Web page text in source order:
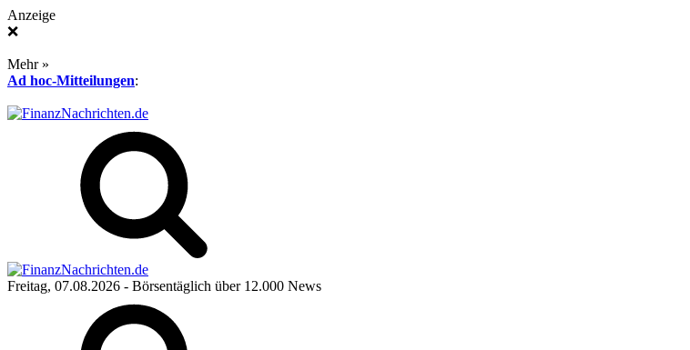
Anzeige
❌
Mehr »
Ad hoc-Mitteilungen:
Freitag, 07.08.2026 - Börsentäglich über 12.000 News